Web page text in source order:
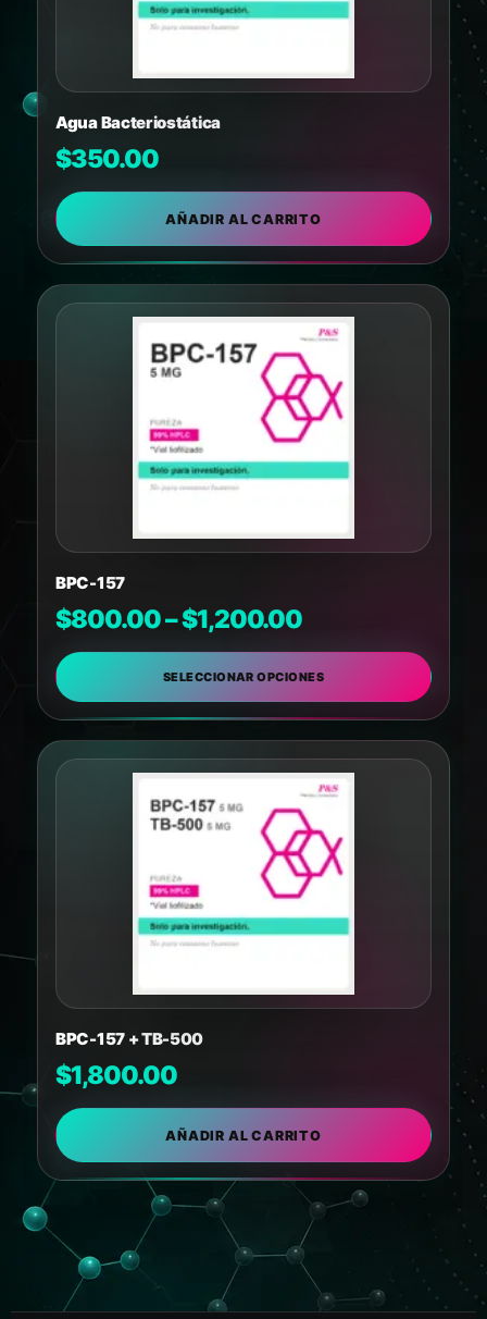
Agua Bacteriostática
$350.00
AÑADIR AL CARRITO
BPC-157
$800.00–$1,200.00
SELECCIONAR OPCIONES
BPC-157 + TB-500
$1,800.00
AÑADIR AL CARRITO